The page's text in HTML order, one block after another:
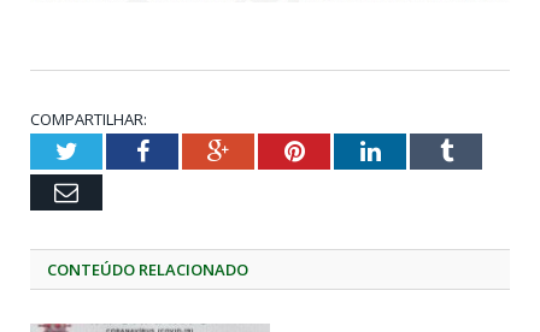
COMPARTILHAR:
TwitterFacebookGoogle+PinterestLinkedInTumblr
Email
CONTEÚDO RELACIONADO